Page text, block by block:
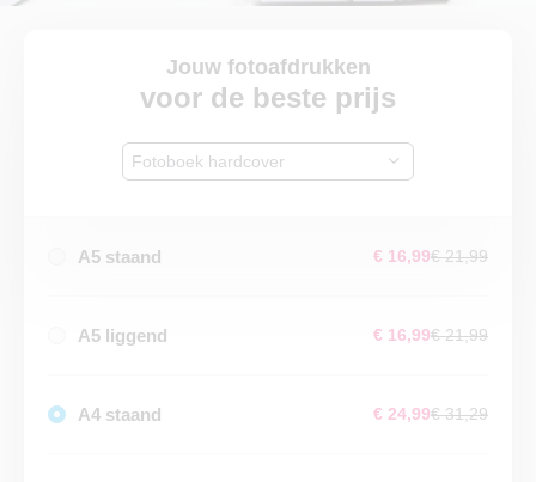
Jouw fotoafdrukken
voor de beste prijs
Fotoboek hardcover
A5 staand € 16,99€ 21,99
A5 liggend € 16,99€ 21,99
A4 staand € 24,99€ 31,29